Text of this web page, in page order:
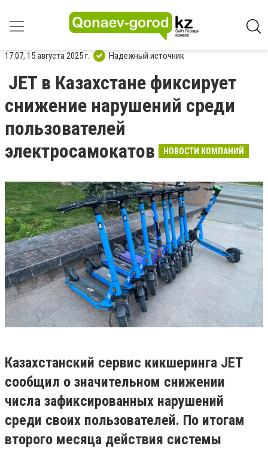
17:07, 15 августа 2025 г. Надежный источник
JET в Казахстане фиксирует
снижение нарушений среди
пользователей
электросамокатов
НОВОСТИ КОМПАНИЙ
Казахстанский сервис кикшеринга JET
сообщил о значительном снижении
числа зафиксированных нарушений
среди своих пользователей. По итогам
второго месяца действия системы